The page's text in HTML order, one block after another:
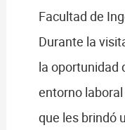
Facultad de
Durante la
la oportunidad
entorno
que les brindó